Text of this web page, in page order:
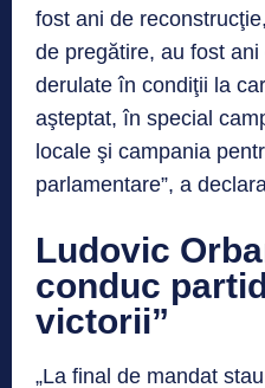
fost ani de
de pregătire, au fost
derulate în condiţii la
aşteptat, în special
locale şi campania
parlamentare”, a
Ludovic
conduc
victorii”
„La final de mandat